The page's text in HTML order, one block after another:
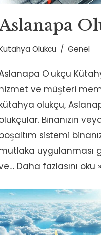
Olukcu Genel
Olukçu
hizmet ve müşteri
kütahya olukçu,
olukçular. Binanızın
boşaltım sistemi
mutlaka uygulanması
Daha fazlasını oku »